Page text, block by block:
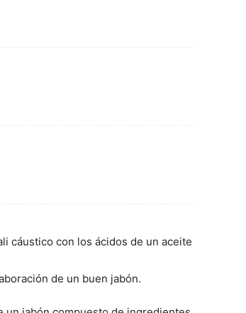
cáustico con los ácidos de un aceite
de un buen jabón.